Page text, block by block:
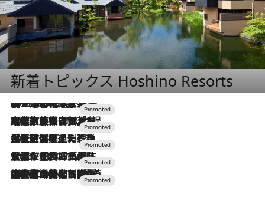
新着トピックス Hoshino Resorts
2026.8.7
【トンボの足水浴】ヒノキの香りに包まれて涼感マックス！約13℃の湧水かけ流しを避暑地「星野温泉 トンボの湯」で体験
2026.7.31
【ホテル帰省】という選択肢をOMOが提案。家族とほどよい距離を保つには「昼は実家、夜は気兼ねなくホテルで！」
2026.7.24
【夏限定ディナーコース】旬を迎える稚鮎や花ズッキーニなどをイタリア・トスカーナの郷土料理の手法で満喫！
2026.7.17
「土佐和ハーブかき氷」がOMO7高知に登場！生姜、山椒、大葉など目にも舌にも涼を呼ぶ郷土の味
2026.7.10
NEW OPEN！【界 草津】名湯の地に誕生。趣の異なる2種の温泉と上州ならではの会席・蕎麦割烹など美食を味わう究極の癒やし旅